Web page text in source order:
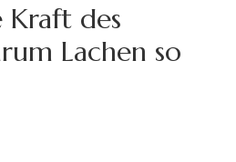
Kraft des
Lachen so